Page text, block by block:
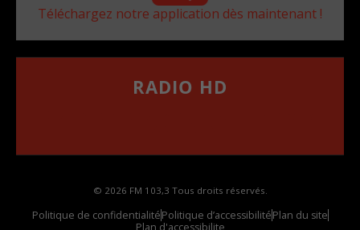
Téléchargez notre application dès maintenant !
RADIO HD
© 2026 FM 103,3 Tous droits réservés.
Politique de confidentialitéPolitique d’accessibilitéPlan du site
Plan d'accessibilite